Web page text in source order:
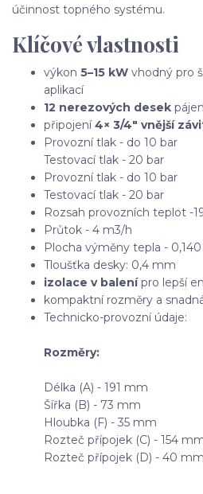
účinnost topného systému.
Klíčové vlastnosti
výkon 5–15 kW vhodný pro
aplikací
12 nerezových desek
připojení4× 3/4" vnější
Provozní tlak - do 10 bar
Testovací tlak - 20 bar
Provozní tlak - do 10 bar
Testovací tlak - 20 bar
Rozsah provozních teplot -
Průtok - 4 m3/h
Plocha výměny tepla -
Tloušťka desky: 0,4 mm
izolace v balenípro lepší
kompaktní rozměry a
Technicko-provozní údaje:
Rozměry:
Délka (A) - 191 mm
Šířka (B) - 73 mm
Hloubka (F) - 35 mm
Rozteč přípojek (C) - 154
Rozteč přípojek (D) - 40 mm